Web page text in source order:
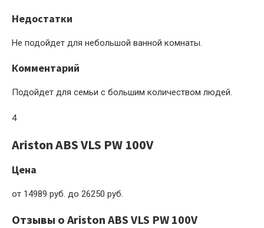
Недостатки
Не подойдет для небольшой ванной комнаты.
Комментарий
Подойдет для семьи с большим количеством людей.
4
Ariston ABS VLS PW 100V
Цена
от 14989 руб. до 26250 руб.
Отзывы о Ariston ABS VLS PW 100V